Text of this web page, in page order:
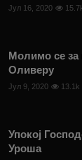
Јул 16, 2020
Молимо се
Оливеру
Јул 9, 2020 13.1k
Упокој
Уроша